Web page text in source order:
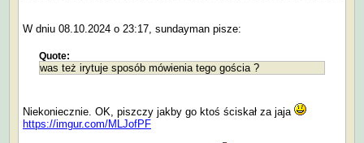
W dniu 08.10.2024 o 23:17, sundayman pisze:
Quote:
was też irytuje sposób mówienia tego gościa ?
Niekoniecznie. OK, piszczy jakby go ktoś ściskał za jaja
https://imgur.com/MLJofPF